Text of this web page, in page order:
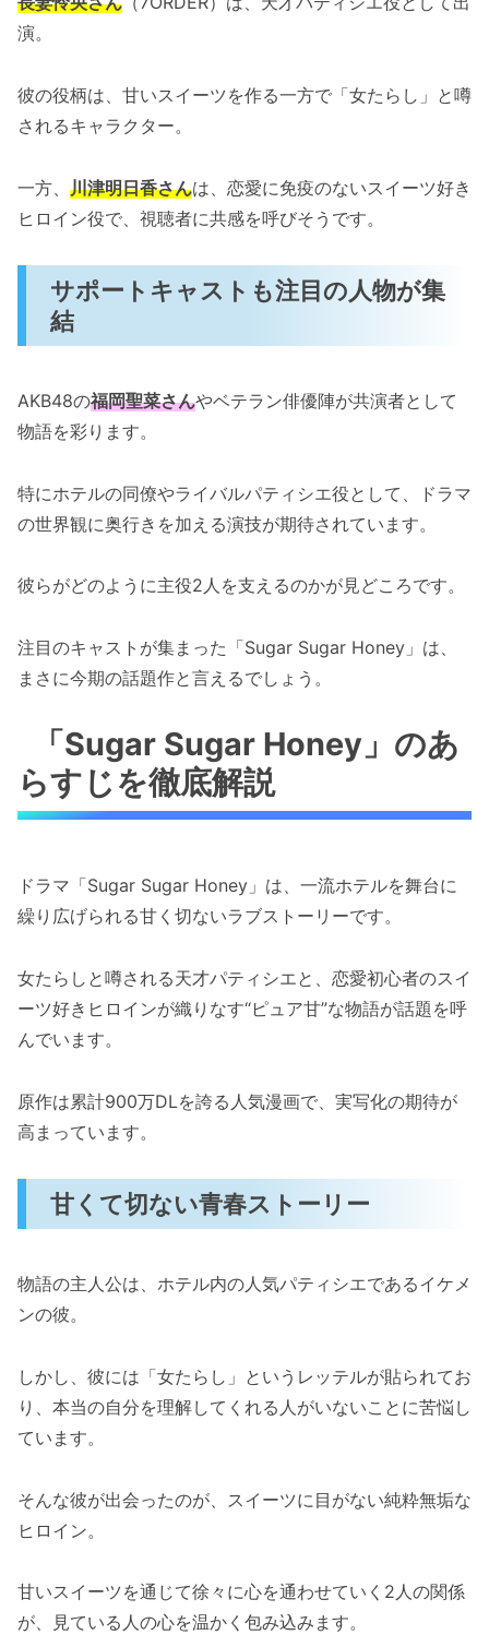
演。
彼の役柄は、甘いスイーツを作る一方で「女たらし」と噂
されるキャラクター。
一方、 川津明日香さんは、恋愛に免疫のないスイーツ好き
ヒロイン役で、視聴者に共感を呼びそうです。
サポートキャストも注目の人物が集
結
AKB48の福岡聖菜さんやベテラン俳優陣が共演者として
物語を彩ります。
特にホテルの同僚やライバルパティシエ役として、ドラマ
の世界観に奥行きを加える演技が期待されています。
彼らがどのように主役2人を支えるのかが見どころです。
注目のキャストが集まった「Sugar Sugar Honey」は、
まさに今期の話題作と言えるでしょう。
「Sugar Sugar Honey」のあ
らすじを徹底解説
ドラマ「Sugar Sugar Honey」は、一流ホテルを舞台に
繰り広げられる甘く切ないラブストーリーです。
女たらしと噂される天才パティシエと、恋愛初心者のスイ
ーツ好きヒロインが織りなす“ピュア甘”な物語が話題を呼
んでいます。
原作は累計900万DLを誇る人気漫画で、実写化の期待が
高まっています。
甘くて切ない青春ストーリー
物語の主人公は、ホテル内の人気パティシエであるイケメ
ンの彼。
しかし、彼には「女たらし」というレッテルが貼られてお
り、本当の自分を理解してくれる人がいないことに苦悩し
ています。
そんな彼が出会ったのが、スイーツに目がない純粋無垢な
ヒロイン。
甘いスイーツを通じて徐々に心を通わせていく2人の関係
が、見ている人の心を温かく包み込みます。